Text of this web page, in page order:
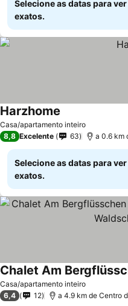
Selecione as datas para
exatos.
Casa/apartamento inteiro
Harzhome
8,8 Excelente 63 a 0.6 km
Selecione as datas para
exatos.
Casa/apartamento inteiro
6,4 12 a 4.9 km de Centro